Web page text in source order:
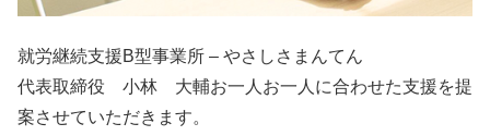
就労継続支援B型事業所 – やさしさまんてん
代表取締役 小林 大輔お一人お一人に合わせた支援を提
案させていただきます。